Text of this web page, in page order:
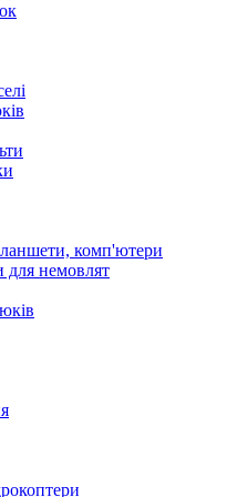
комп'ютери
для немовлят